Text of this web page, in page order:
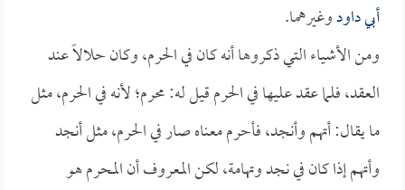
أبي داودوغيرهما.
ومن الأشياء التي ذكروها أنه كان في الحرم، وكان حلالاً عند
العقد، فلما عقد عليها في الحرم قيل له: محرم؛ لأنه في الحرم، مثل
ما يقال: أتهم وأنجد، فأحرم معناه صار في الحرم، مثل أنجد
وأتهم إذا كان في نجد وتهامة، لكن المعروف أن المحرم هو